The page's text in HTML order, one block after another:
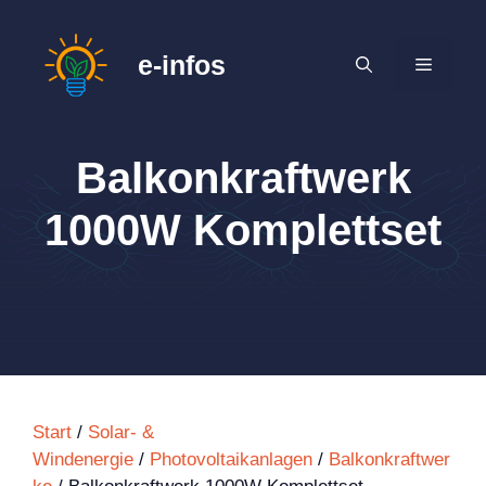
springen
e-infos MENÜ
Balkonkraftwerk
1000W Komplettset
Start / Solar- &
Windenergie / Photovoltaikanlagen / Balkonkraftwer